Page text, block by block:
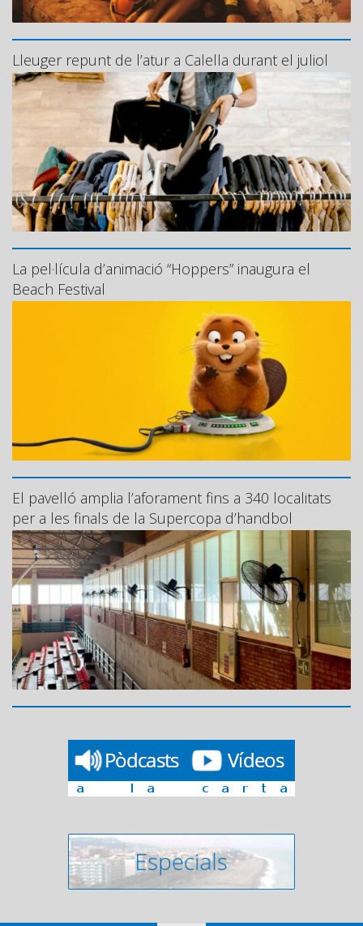
Lleuger repunt de l’atur a Calella durant el juliol
La pel·lícula d’animació “Hoppers” inaugura el
Beach Festival
El pavelló amplia l’aforament fins a 340 localitats
per a les finals de la Supercopa d’handbol